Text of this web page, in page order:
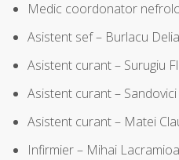
Medic coordonator
Asistent sef – Burlacu Delia
Asistent curant – Surugiu
Asistent curant –
Asistent curant – Matei
Infirmier – Mihai